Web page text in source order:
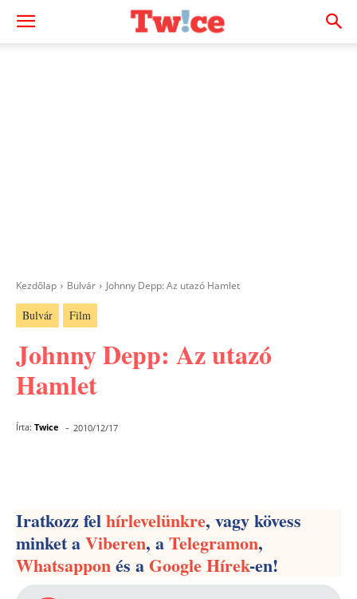
Kezdőlap Bulvár Johnny Depp: Az utazó Hamlet
Bulvár Film
Johnny Depp: Az utazó
Hamlet
Írta: Twice - 2010/12/17
Iratkozz felhírlevelünkre, vagy kövess
minket aViberen, aTelegramon,
Whatsapponés aGoogle Hírek-en!